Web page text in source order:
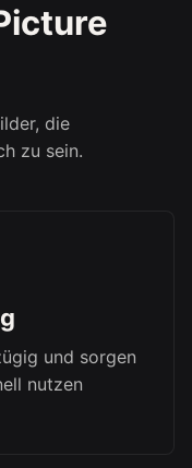
die
zu sein.
und sorgen
nutzen